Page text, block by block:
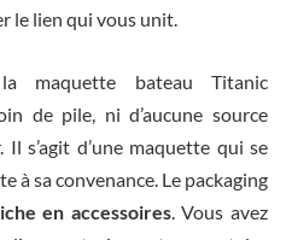
le lien qui vous unit.
maquette bateau Titanic
de pile, ni d’aucune source
s’agit d’une maquette qui se
à sa convenance. Le packaging
en accessoires. Vous avez